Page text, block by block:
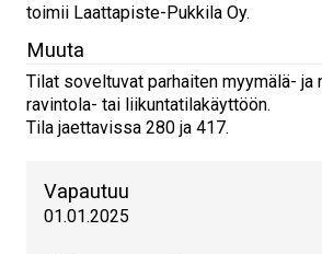
toimii Laattapiste-Pukkila Oy.
Muuta
Tilat soveltuvat parhaiten myymälä- ja
ravintola- tai liikuntatilakäyttöön.
Tila jaettavissa 280 ja 417.
Vapautuu
01.01.2025